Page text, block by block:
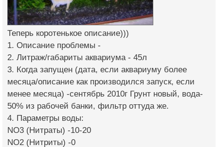
Теперь коротенькое описание)))
1. Описание проблемы -
2. Литраж/габариты аквариума - 45л
3. Когда запущен (дата, если аквариуму более
месяца/описание как производился запуск, если
менее месяца) -сентябрь 2010г Грунт новый, вода-
50% из рабочей банки, фильтр оттуда же.
4. Параметры воды:
NO3 (Нитраты) -10-20
NO2 (Нитриты) -0